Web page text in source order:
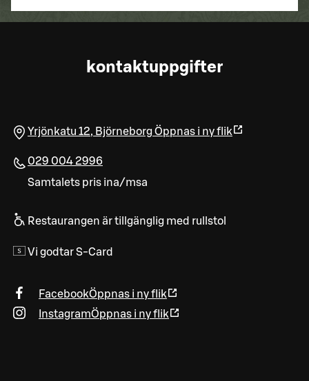
kontaktuppgifter
Yrjönkatu 12, BjörneborgÖppnas i ny flik
029 004 2996
Samtalets pris ina/msa
Restaurangen är tillgänglig med rullstol
Vi godtar S-Card
FacebookÖppnas i ny flik
InstagramÖppnas i ny flik